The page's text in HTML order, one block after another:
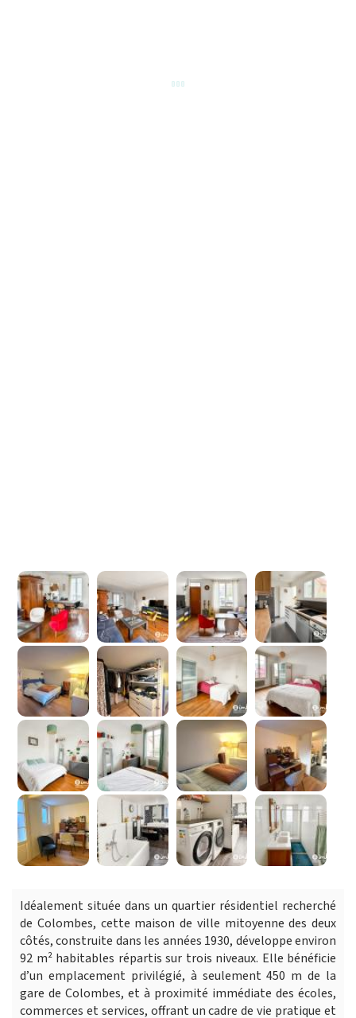
Idéalement située dans un quartier résidentiel recherché
de Colombes, cette maison de ville mitoyenne des deux
côtés, construite dans les années 1930, développe environ
92 m² habitables répartis sur trois niveaux. Elle bénéficie
d’un emplacement privilégié, à seulement 450 m de la
gare de Colombes, et à proximité immédiate des écoles,
commerces et services, offrant un cadre de vie pratique et